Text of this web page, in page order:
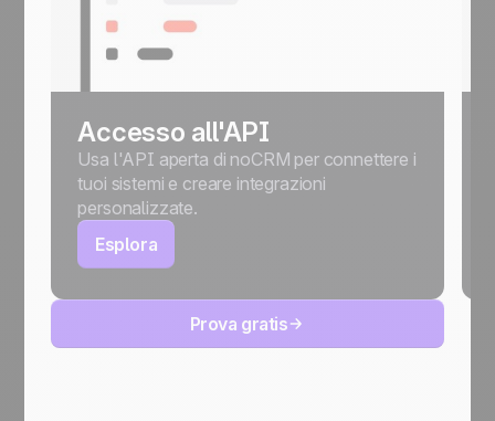
Accesso all'API
Usa l'API aperta di noCRM per connettere i
tuoi sistemi e creare integrazioni
personalizzate.
Esplora
Prova gratis